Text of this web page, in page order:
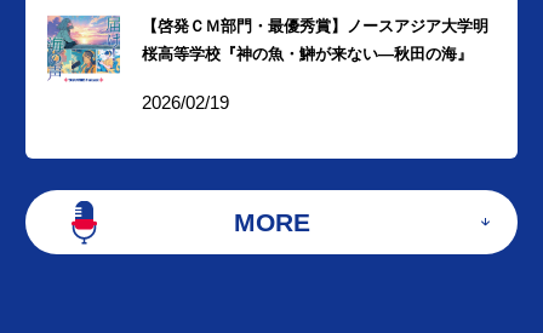
【啓発ＣＭ部門・最優秀賞】ノースアジア大学明
桜高等学校『神の魚・鰰が来ない―秋田の海』
2026/02/19
MORE